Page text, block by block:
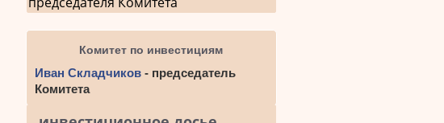
Комитет по инвестициям
Иван Складчиков - председатель
Комитета